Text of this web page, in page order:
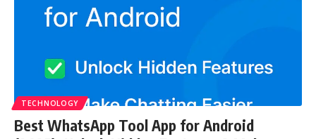
TECHNOLOGY
Best WhatsApp Tool App for Android